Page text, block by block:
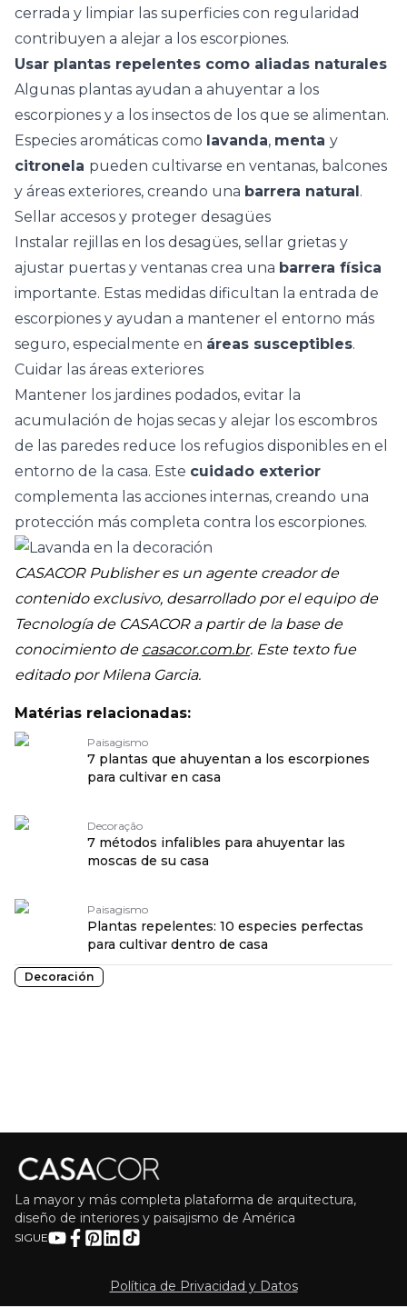
cerrada y limpiar las superficies con regularidad
contribuyen a alejar a los escorpiones.
Usar plantas repelentes como aliadas naturales
Algunas plantas ayudan a ahuyentar a los
escorpiones y a los insectos de los que se alimentan.
Especies aromáticas como lavanda, menta y
citronela pueden cultivarse en ventanas, balcones
y áreas exteriores, creando una barrera natural.
Sellar accesos y proteger desagües
Instalar rejillas en los desagües, sellar grietas y
ajustar puertas y ventanas crea una barrera física
importante. Estas medidas dificultan la entrada de
escorpiones y ayudan a mantener el entorno más
seguro, especialmente en áreas susceptibles.
Cuidar las áreas exteriores
Mantener los jardines podados, evitar la
acumulación de hojas secas y alejar los escombros
de las paredes reduce los refugios disponibles en el
entorno de la casa. Este cuidado exterior
complementa las acciones internas, creando una
protección más completa contra los escorpiones.
CASACOR Publisher es un agente creador de
contenido exclusivo, desarrollado por el equipo de
Tecnología de CASACOR a partir de la base de
conocimiento de casacor.com.br. Este texto fue
editado por Milena Garcia.
Matérias relacionadas:
Paisagismo
7 plantas que ahuyentan a los escorpiones
para cultivar en casa
Decoração
7 métodos infalibles para ahuyentar las
moscas de su casa
Paisagismo
Plantas repelentes: 10 especies perfectas
para cultivar dentro de casa
Decoración
La mayor y más completa plataforma de arquitectura,
diseño de interiores y paisajismo de América
SIGUE
Política de Privacidad y Datos